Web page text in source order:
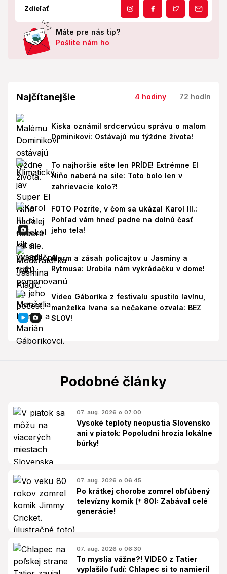
Zdieľať
Máte pre nás tip?
Pošlite nám ho
Najčítanejšie 4 hodiny 72 hodín
Kiska oznámil srdcervúcu správu o malom
Dominikovi: Ostávajú mu týždne života!
To najhoršie ešte len PRÍDE! Extrémne El
Niño naberá na sile: Toto bolo len v
zahrievacie kolo?!
FOTO Pozrite, v čom sa ukázal Karol III.:
Pohľad vám hneď padne na dolnú časť
jeho tela!
Alarm a zásah policajtov u Jasminy a
Rytmusa: Urobila nám vykrádačku v dome!
Video Gáboríka z festivalu spustilo lavínu,
manželka Ivana sa nečakane ozvala: BEZ
SLOV!
Podobné články
07. aug. 2026 o 07:00
Vysoké teploty neopustia Slovensko
ani v piatok: Popoludní hrozia lokálne
búrky!
07. aug. 2026 o 06:45
Po krátkej chorobe zomrel obľúbený
televízny komik († 80): Zabával celé
generácie!
07. aug. 2026 o 06:30
To myslia vážne?! VIDEO z Tatier
vyplašilo ľudí: Chlapec si to namieril